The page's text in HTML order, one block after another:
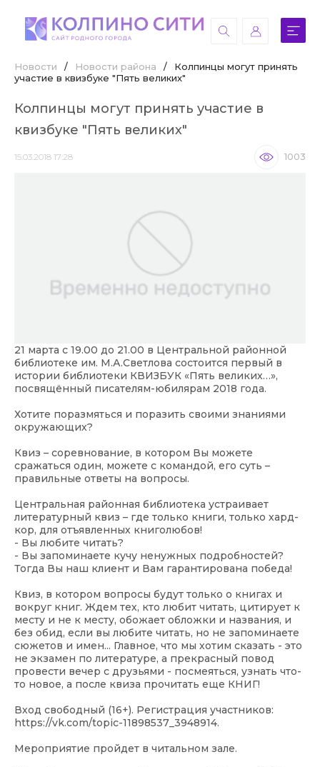
Новости / Новости района /
Колпинцы могут принять
участие в квизбуке "Пять великих"
Колпинцы могут принять участие в
квизбуке "Пять великих"
15.03.2018 17:28 1003
21 марта с 19.00 до 21.00 в Центральной районной
библиотеке им. М.А.Светлова состоится первый в
истории библиотеки КВИЗБУК «Пять великих…»,
посвящённый писателям-юбилярам 2018 года.
Хотите поразмяться и поразить своими знаниями
окружающих?
Квиз – соревнование, в котором Вы можете
сражаться один, можете с командой, его суть –
правильные ответы на вопросы.
Центральная районная библиотека устраивает
литературный квиз – где только книги, только хард-
кор, для отъявленных книголюбов!
- Вы любите читать?
- Вы запоминаете кучу ненужных подробностей?
Тогда Вы наш клиент и Вам гарантирована победа!
Квиз, в котором вопросы будут только о книгах и
вокруг книг. Ждем тех, кто любит читать, цитирует к
месту и не к месту, обожает обложки и названия, и
без обид, если вы любите читать, но не запоминаете
сюжетов и имен... Главное, что мы хотим сказать - это
не экзамен по литературе, а прекрасный повод
провести вечер с друзьями - посмеяться, узнать что-
то новое, а после квиза прочитать еще КНИГ!
Вход свободный (16+). Регистрация участников:
https://vk.com/topic-11898537_3948914.
Мероприятие пройдет в читальном зале.